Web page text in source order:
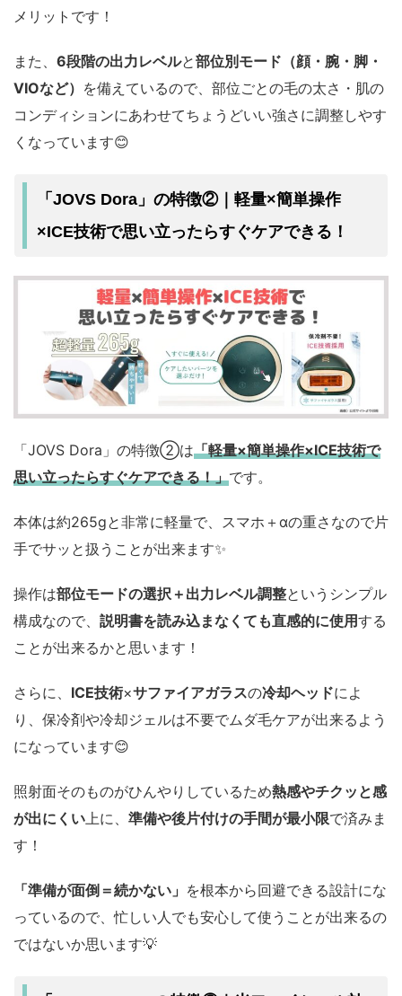
メリットです！
また、 6段階の出力レベルと部位別モード（顔・腕・脚・
VIOなど） を備えているので、部位ごとの毛の太さ・肌の
コンディションにあわせてちょうどいい強さに調整しやす
くなっています😊
「JOVS Dora」の特徴②｜軽量×簡単操作
×ICE技術で思い立ったらすぐケアできる！
「JOVS Dora」の特徴②は「軽量×簡単操作×ICE技術で
思い立ったらすぐケアできる！」です。
本体は約265gと非常に軽量で、スマホ＋αの重さなので片
手でサッと扱うことが出来ます✨️
操作は部位モードの選択＋出力レベル調整というシンプル
構成なので、 説明書を読み込まなくても直感的に使用する
ことが出来るかと思います！
さらに、 ICE技術×サファイアガラスの冷却ヘッドによ
り、保冷剤や冷却ジェルは不要でムダ毛ケアが出来るよう
になっています😊
照射面そのものがひんやりしているため熱感やチクッと感
が出にくい上に、 準備や後片付けの手間が最小限で済みま
す！
「準備が面倒＝続かない」 を根本から回避できる設計にな
っているので、忙しい人でも安心して使うことが出来るの
ではないか思います💡